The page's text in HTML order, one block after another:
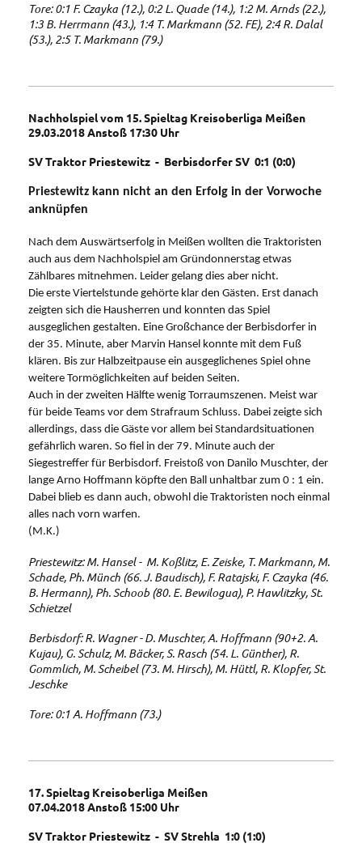
Tore: 0:1 F. Czayka (12.), 0:2 L. Quade (14.), 1:2 M. Arnds (22.),
1:3 B. Herrmann (43.), 1:4 T. Markmann (52. FE), 2:4 R. Dalal
(53.), 2:5 T. Markmann (79.)
Nachholspiel vom 15. Spieltag Kreisoberliga Meißen
29.03.2018 Anstoß 17:30 Uhr
SV Traktor Priestewitz - Berbisdorfer SV 0:1 (0:0)
Priestewitz kann nicht an den Erfolg in der Vorwoche
anknüpfen
Nach dem Auswärtserfolg in Meißen wollten die Traktoristen
auch aus dem Nachholspiel am Gründonnerstag etwas
Zählbares mitnehmen. Leider gelang dies aber nicht.
Die erste Viertelstunde gehörte klar den Gästen. Erst danach
zeigten sich die Hausherren und konnten das Spiel
ausgeglichen gestalten. Eine Großchance der Berbisdorfer in
der 35. Minute, aber Marvin Hansel konnte mit dem Fuß
klären. Bis zur Halbzeitpause ein ausgeglichenes Spiel ohne
weitere Tormöglichkeiten auf beiden Seiten.
Auch in der zweiten Hälfte wenig Torraumszenen. Meist war
für beide Teams vor dem Strafraum Schluss. Dabei zeigte sich
allerdings, dass die Gäste vor allem bei Standardsituationen
gefährlich waren. So fiel in der 79. Minute auch der
Siegestreffer für Berbisdorf. Freistoß von Danilo Muschter, der
lange Arno Hoffmann köpfte den Ball unhaltbar zum 0 : 1 ein.
Dabei blieb es dann auch, obwohl die Traktoristen noch einmal
alles nach vorn warfen.
(M.K.)
Priestewitz: M. Hansel - M. Koßlitz, E. Zeiske, T. Markmann, M.
Schade, Ph. Münch (66. J. Baudisch), F. Ratajski, F. Czayka (46.
B. Hermann), Ph. Schoob (80. E. Bewilogua), P. Hawlitzky, St.
Schietzel
Berbisdorf: R. Wagner - D. Muschter, A. Hoffmann (90+2. A.
Kujau), G. Schulz, M. Bäcker, S. Rasch (54. L. Günther), R.
Gommlich, M. Scheibel (73. M. Hirsch), M. Hüttl, R. Klopfer, St.
Jeschke
Tore: 0:1 A. Hoffmann (73.)
17. Spieltag Kreisoberliga Meißen
07.04.2018 Anstoß 15:00 Uhr
SV Traktor Priestewitz - SV Strehla 1:0 (1:0)